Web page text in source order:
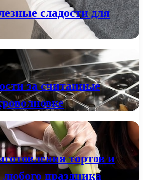
сладости для
за считанные
тортов и
любого праздника